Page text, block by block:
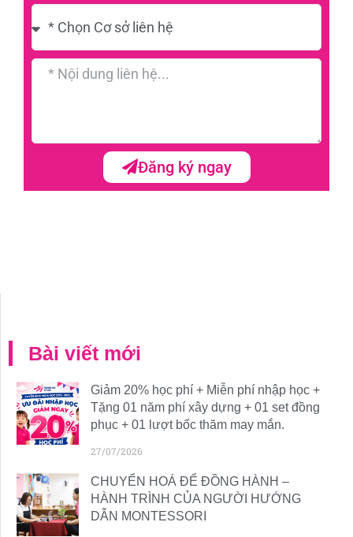
Bài viết mới
Giảm 20% học phí + Miễn phí nhập học +
Tặng 01 năm phí xây dựng + 01 set đồng
phục + 01 lượt bốc thăm may mắn.
27/07/2026
CHUYỂN HOÁ ĐỂ ĐỒNG HÀNH –
HÀNH TRÌNH CỦA NGƯỜI HƯỚNG
DẪN MONTESSORI
Đăng ký ngay